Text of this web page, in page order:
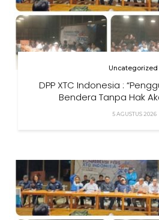
Uncategorized
DPP XTC Indonesia :
Bendera Tanpa Hak
5 AGUSTUS 2026